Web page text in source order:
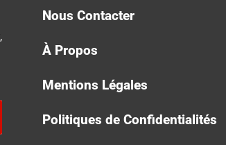
Nous Contacter
À Propos
Mentions Légales
Politiques de Confidentialités